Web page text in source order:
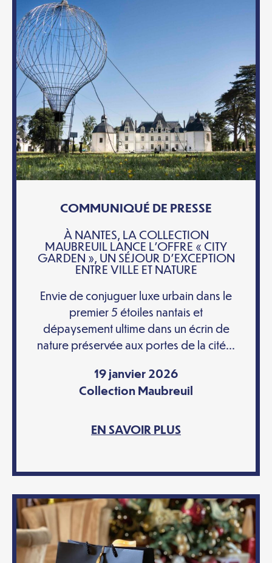
COMMUNIQUÉ DE PRESSE
À NANTES, LA COLLECTION
MAUBREUIL LANCE L’OFFRE « CITY
GARDEN », UN SÉJOUR D’EXCEPTION
ENTRE VILLE ET NATURE
Envie de conjuguer luxe urbain dans le
premier 5 étoiles nantais et
dépaysement ultime dans un écrin de
nature préservée aux portes de la cité...
19 janvier 2026
Collection Maubreuil
EN SAVOIR PLUS